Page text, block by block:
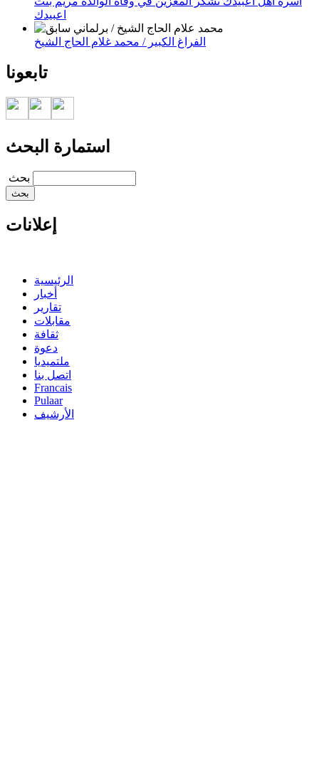
اعبيدك
الفراغ الكبير / محمد غلام الحاج الشيخ
تابعونا
استمارة البحث
‏بحث ‏
إعلانات
الرئيسية
أخبار
تقارير
مقابلات
ثقافة
دعوة
ملتميديا
اتصل بنا
Francais
Pulaar
الأرشيف